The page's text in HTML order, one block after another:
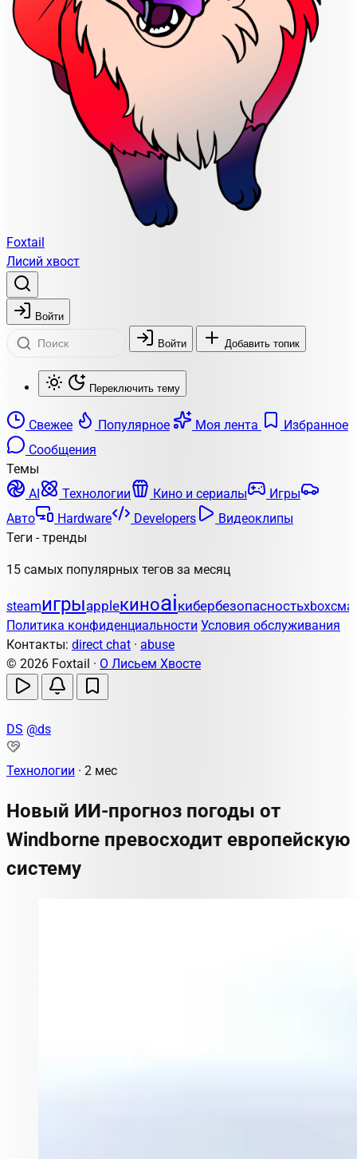
Foxtail
Лисий хвост
Войти
Войти Добавить топик
Переключить тему
Свежее Популярное Моя лента
Избранное
Сообщения
Темы
AI
Технологии Кино и сериалы
Игры
Авто
Hardware Developers
Видеоклипы
Теги - тренды
15 самых популярных тегов за месяц
steamигрыappleкиноaiкибербезопасностьxbox
Политика конфиденциальности Условия обслуживания
Контакты: direct chat · abuse
© 2026 Foxtail · О Лисьем Хвосте
DS @ds
Технологии · 2 мес
Новый ИИ-прогноз погоды от
Windborne превосходит европейскую
систему